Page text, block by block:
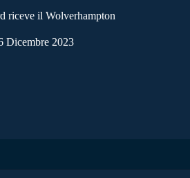
riceve il Wolverhampton
Dicembre 2023